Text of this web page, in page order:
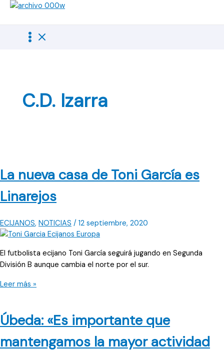
C.D. Izarra
La nueva casa de Toni García es
Linarejos
ECIJANOS, NOTICIAS / 12 septiembre, 2020
El futbolista ecijano Toni García seguirá jugando en Segunda
División B aunque cambia el norte por el sur.
La
Toni
García
Leer más »
Úbeda: «Es importante que
mantengamos la mayor actividad